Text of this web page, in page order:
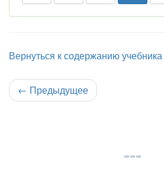
Вернуться к содержанию учебника
← Предыдущее